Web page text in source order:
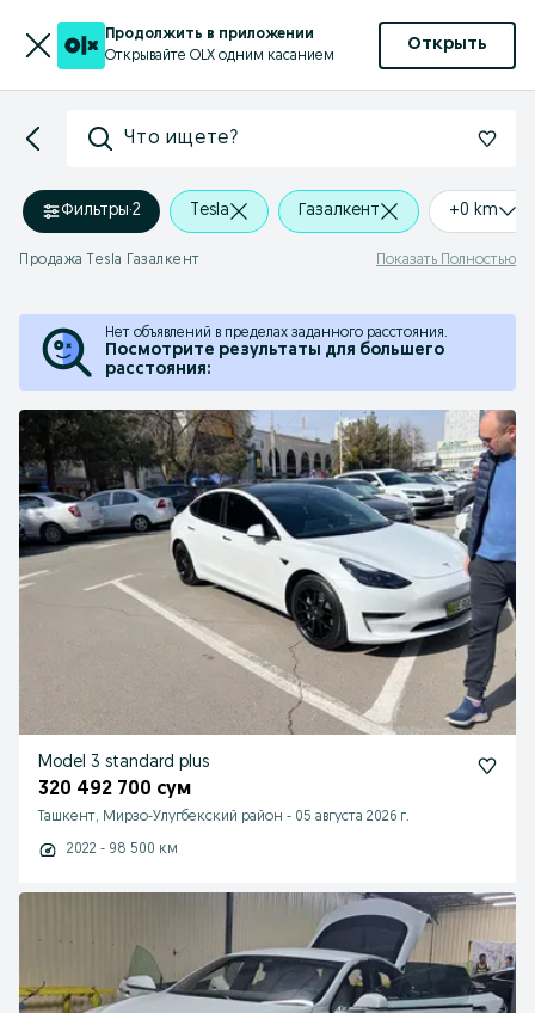
Продолжить в приложении
Открывайте OLX одним касанием
Открыть
Что ищете?
Фильтры·2 Tesla Газалкент +0 km
Продажа Tesla Газалкент Показать Полностью
Нет объявлений в пределах заданного расстояния.
Посмотрите результаты для большего
расстояния:
Model 3 standard plus
320 492 700 сум
Ташкент, Мирзо-Улугбекский район - 05 августа 2026 г.
2022 - 98 500 км